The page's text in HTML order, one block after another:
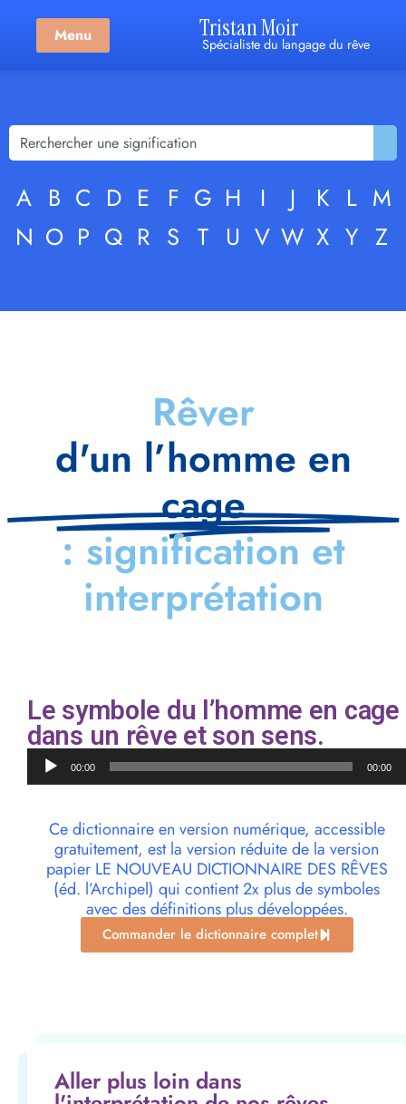
Menu Tristan Moir
Spécialiste du langage du rêve
A B C D E F G H I J K L M
N O P Q R S T U V W X Y Z
Rêver
d'un l’homme en
cage
: signification et
interprétation
Le symbole du l’homme en cage
dans un rêve et son sens.
Lecteur
audio00:00 00:00
Ce dictionnaire en version numérique, accessible
gratuitement, est la version réduite de la version
papier LE NOUVEAU DICTIONNAIRE DES RÊVES
(éd. l’Archipel) qui contient 2x plus de symboles
avec des définitions plus développées.
Commander le dictionnaire complet
Aller plus loin dans